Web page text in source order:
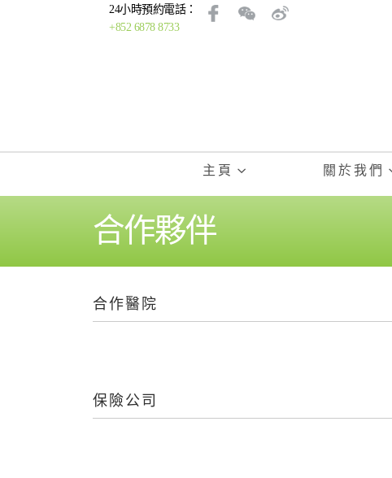
24小時預約電話：
+852 6878 8733
主頁 關於我們
合作夥伴
合作醫院
保險公司